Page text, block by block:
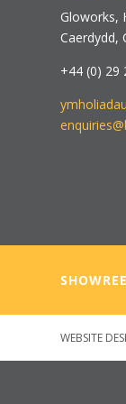
Gloworks,
Caerdydd,
+44 (0) 29
WEBSITE